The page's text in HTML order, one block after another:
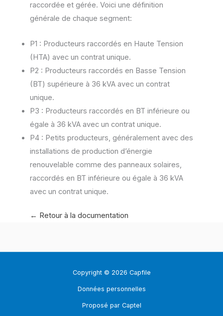
raccordée et gérée. Voici une définition
générale de chaque segment:
P1 : Producteurs raccordés en Haute Tension
(HTA) avec un contrat unique.
P2 : Producteurs raccordés en Basse Tension
(BT) supérieure à 36 kVA avec un contrat
unique.
P3 : Producteurs raccordés en BT inférieure ou
égale à 36 kVA avec un contrat unique.
P4 : Petits producteurs, généralement avec des
installations de production d’énergie
renouvelable comme des panneaux solaires,
raccordés en BT inférieure ou égale à 36 kVA
avec un contrat unique.
← Retour à la documentation
Copyright © 2026 Capfile
Données personnelles
Proposé par Captel